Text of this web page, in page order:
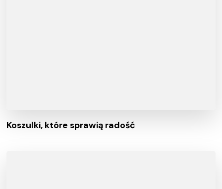
Koszulki, które sprawią radość